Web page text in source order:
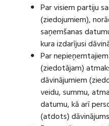
Par visiem partiju
(ziedojumiem),
saņemšanas
kura izdarījusi
Par
(ziedotājam)
dāvinājumiem
veidu, summu,
datumu, kā arī
(atdots)